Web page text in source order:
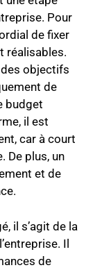
Pour
de fixer
réalisables.
objectifs
de
budget
il est
car à court
De plus, un
et de
il s’agit de la
Il
de